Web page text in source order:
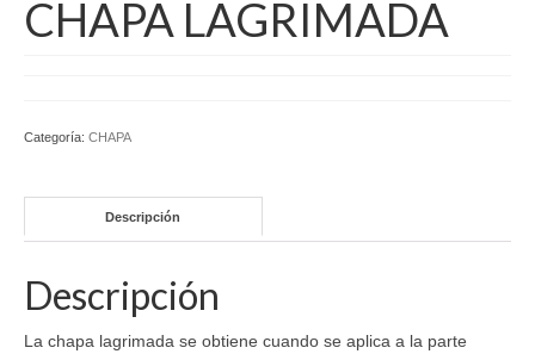
CHAPA LAGRIMADA
Categoría: CHAPA
Descripción
Descripción
La chapa lagrimada se obtiene cuando se aplica a la parte